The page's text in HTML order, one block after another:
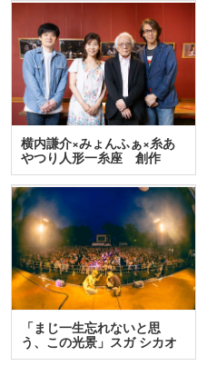
横内謙介×みょんふぁ×糸あ
やつり人形一糸座 創作
人…
「まじ一生忘れないと思
う、この光景」スガ シカオ
と…